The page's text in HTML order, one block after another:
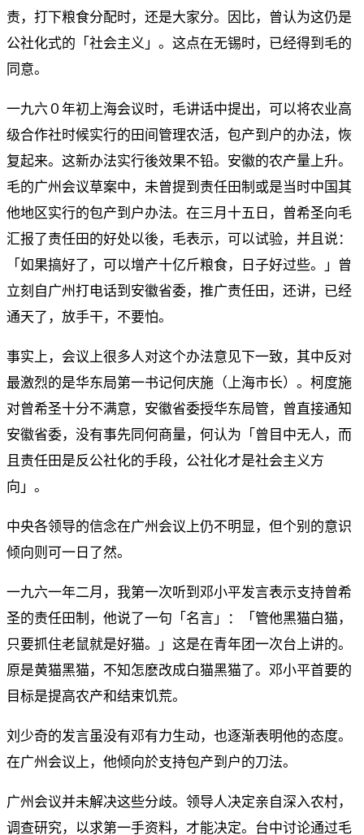
责，打下粮食分配时，还是大家分。因比，曾认为这仍是
公社化式的「社会主义」。这点在无锡时，已经得到毛的
同意。
一九六０年初上海会议时，毛讲话中提出，可以将农业高
级合作社时候实行的田间管理农活，包产到户的办法，恢
复起来。这新办法实行後效果不铅。安徽的农产量上升。
毛的广州会议草案中，未曾提到责任田制或是当时中国其
他地区实行的包产到户办法。在三月十五日，曾希圣向毛
汇报了责任田的好处以後，毛表示，可以试验，并且说：
「如果搞好了，可以增产十亿斤粮食，日子好过些。」曾
立刻自广州打电话到安徽省委，推广责任田，还讲，已经
通天了，放手干，不要怕。
事实上，会议上很多人对这个办法意见下一致，其中反对
最激烈的是华东局第一书记何庆施（上海市长）。柯度施
对曾希圣十分不满意，安徽省委授华东局管，曾直接通知
安徽省委，没有事先同何商量，何认为「曾目中无人，而
且责任田是反公社化的手段，公社化才是社会主义方
向」。
中央各领导的信念在广州会议上仍不明显，但个别的意识
倾向则可一日了然。
一九六一年二月，我第一次听到邓小平发言表示支持曾希
圣的责任田制，他说了一句「名言」：「管他黑猫白猫，
只要抓住老鼠就是好猫。」这是在青年团一次台上讲的。
原是黄猫黑猫，不知怎麽改成白猫黑猫了。邓小平首要的
目标是提高农产和结束饥荒。
刘少奇的发言虽没有邓有力生动，也逐渐表明他的态度。
在广州会议上，他倾向於支持包产到户的刀法。
广州会议并未解决这些分歧。领导人决定亲自深入农村，
调查研究，以求第一手资料，才能决定。台中讨论通过毛